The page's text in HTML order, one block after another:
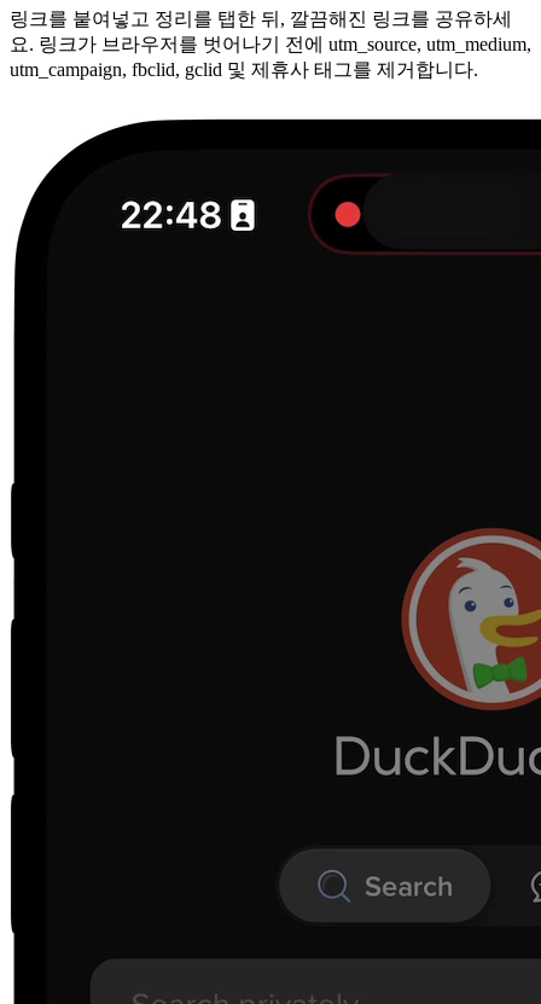
링크를 붙여넣고 정리를 탭한 뒤, 깔끔해진 링크를 공유하세
요. 링크가 브라우저를 벗어나기 전에 utm_source, utm_medium,
utm_campaign, fbclid, gclid 및 제휴사 태그를 제거합니다.